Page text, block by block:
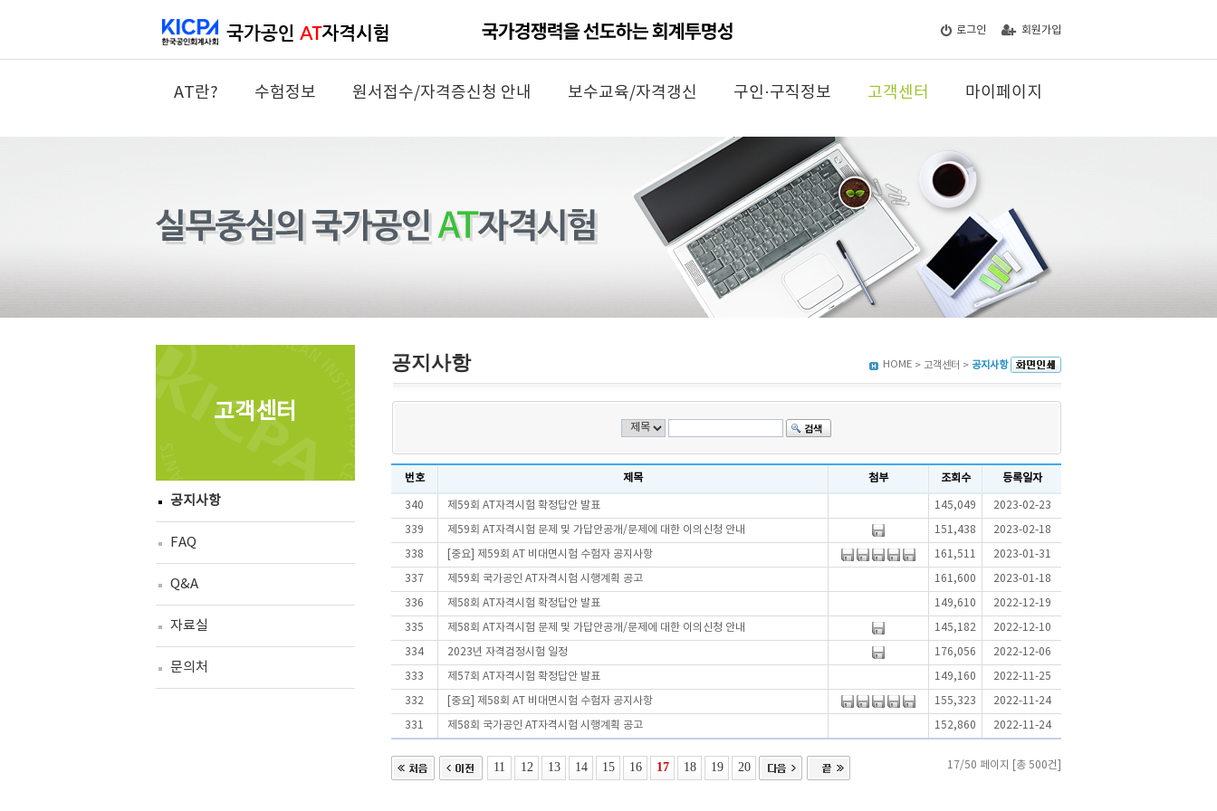
로그인 회원가입
AT란? 수험정보 원서접수/자격증신청 안내 보수교육/자격갱신 구인·구직정보 고객센터 마이페이지
고객센터
공지사항
FAQ
Q&A
자료실
문의처
공지사항 HOME > 고객센터 > 공지사항
번호 제목 첨부 조회수 등록일자
340 제59회 AT자격시험 확정답안 발표 145,049 2023-02-23
339 제59회 AT자격시험 문제 및 가답안공개/문제에 대한 이의신청 안내 151,438 2023-02-18
338 [중요] 제59회 AT 비대면시험 수험자 공지사항 161,511 2023-01-31
337 제59회 국가공인 AT자격시험 시행계획 공고 161,600 2023-01-18
336 제58회 AT자격시험 확정답안 발표 149,610 2022-12-19
335 제58회 AT자격시험 문제 및 가답안공개/문제에 대한 이의신청 안내 145,182 2022-12-10
334 2023년 자격검정시험 일정 176,056 2022-12-06
333 제57회 AT자격시험 확정답안 발표 149,160 2022-11-25
332 [중요] 제58회 AT 비대면시험 수험자 공지사항 155,323 2022-11-24
331 제58회 국가공인 AT자격시험 시행계획 공고 152,860 2022-11-24
11 12 13 14 15 16 17 18 19 20 17/50 페이지 [총 500건]